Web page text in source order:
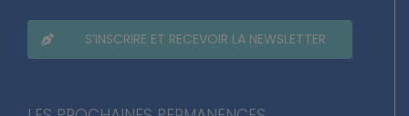
S’INSCRIRE ET RECEVOIR LA NEWSLETTER